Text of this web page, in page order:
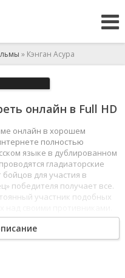
» Кэнган Асура
онлайн в Full HD
онлайн в хорошем
полностью
языке в дублированном
гладиаторские
для участия в
победителя получает все.
участник подобных
включая